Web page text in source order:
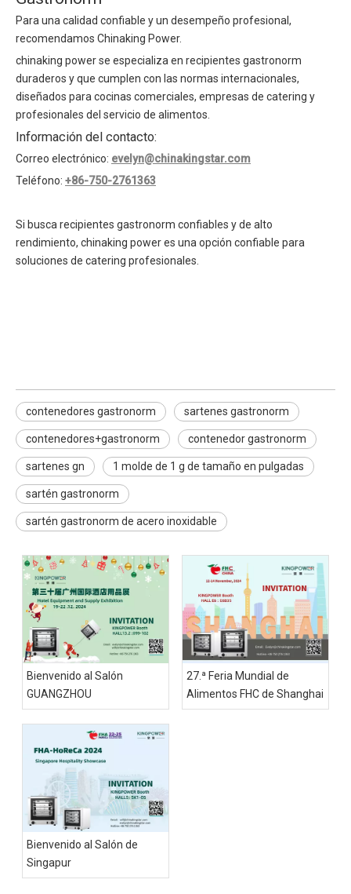
Para una calidad confiable y un desempeño profesional,
recomendamos Chinaking Power.
chinaking power se especializa en recipientes gastronorm
duraderos y que cumplen con las normas internacionales,
diseñados para cocinas comerciales, empresas de catering y
profesionales del servicio de alimentos.
Información del contacto:
Correo electrónico: evelyn@chinakingstar.com
Teléfono: +86-750-2761363
Si busca recipientes gastronorm confiables y de alto
rendimiento, chinaking power es una opción confiable para
soluciones de catering profesionales.
contenedores gastronorm sartenes gastronorm
contenedores+gastronorm​ contenedor gastronorm​
sartenes gn 1 molde de 1 g de tamaño en pulgadas
sartén gastronorm
sartén gastronorm de acero inoxidable
Bienvenido al Salón
GUANGZHOU
27.ª Feria Mundial de
Alimentos FHC de Shanghai
Bienvenido al Salón de
Singapur